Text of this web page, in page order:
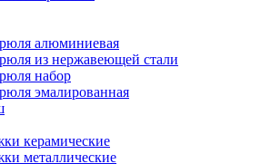
алюминиевая
из нержавеющей стали
набор
эмалированная
керамические
металлические